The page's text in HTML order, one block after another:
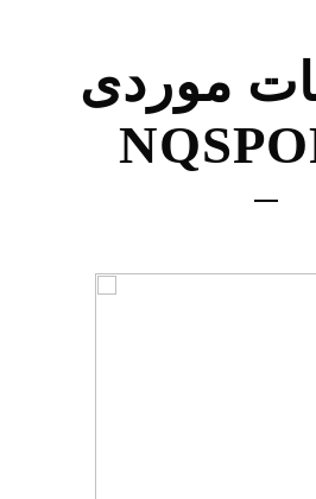
موردی